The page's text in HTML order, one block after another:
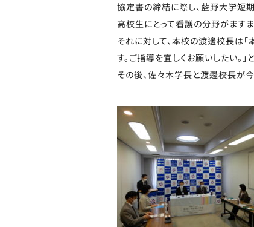
協定書の締結に際し、藍野大学短
高校生にとって看護の分野がます
それに対して、本校の渡邊校長は
す。ご指導を宜しくお願いしたい。」
その後、佐々木学長と渡邊校長が